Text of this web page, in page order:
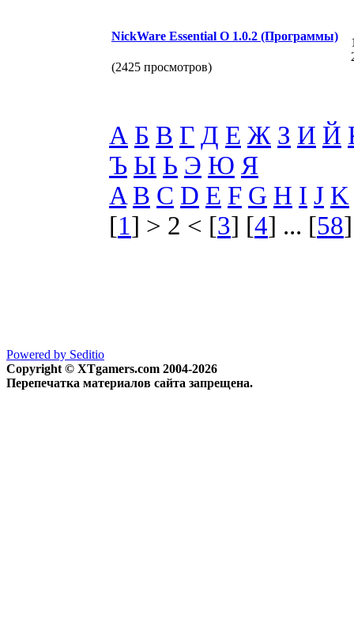
NickWare Essential O 1.0.2 (Программы)
(2425 просмотров)
А Б В Г Д Е Ж З И Й
Ъ Ы Ь Э Ю Я
A B C D E F G H I J K
[1] > 2 < [3] [4] ... [58
Powered by Seditio
Copyright © XTgamers.com 2004-2026
Перепечатка материалов сайта запрещена.